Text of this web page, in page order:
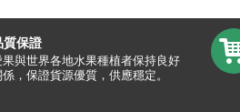
質保證
果與世界各地水果種植者保持良好
係，保證貨源優質，供應穩定。